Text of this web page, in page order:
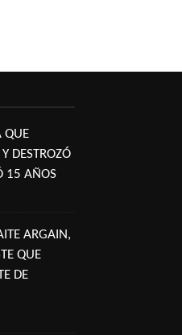
QUE
DESTROZÓ
15 AÑOS
ARGAIN,
QUE
DE